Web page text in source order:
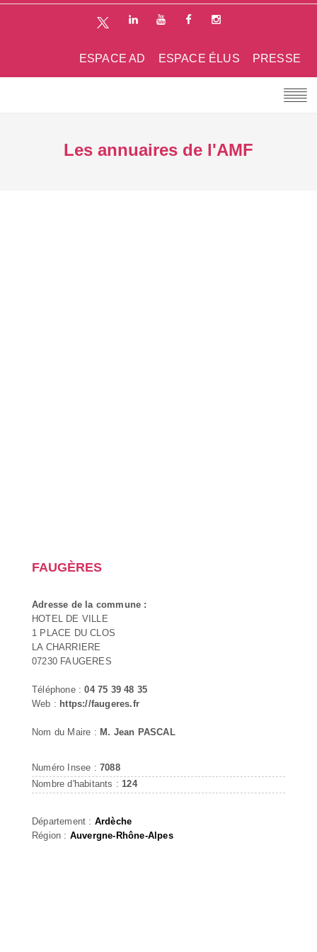
PRESSE
ESPACE ÉLUS
ESPACE AD
Les annuaires de l'AMF
FAUGÈRES
Adresse de la commune :
HOTEL DE VILLE
1 PLACE DU CLOS
LA CHARRIERE
07230 FAUGERES
Téléphone :04 75 39 48 35
Web : https://faugeres.fr
Nom du Maire : M. Jean PASCAL
Numéro Insee : 7088
Nombre d'habitants : 124
Département : Ardèche
Région : Auvergne-Rhône-Alpes